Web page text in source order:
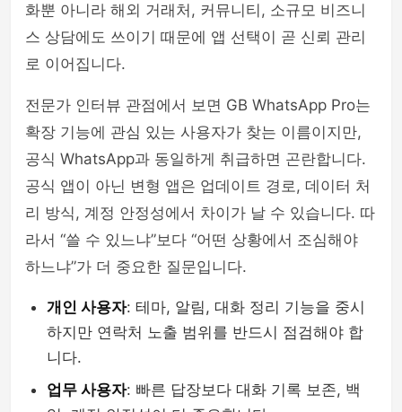
화뿐 아니라 해외 거래처, 커뮤니티, 소규모 비즈니
스 상담에도 쓰이기 때문에 앱 선택이 곧 신뢰 관리
로 이어집니다.
전문가 인터뷰 관점에서 보면 GB WhatsApp Pro는
확장 기능에 관심 있는 사용자가 찾는 이름이지만,
공식 WhatsApp과 동일하게 취급하면 곤란합니다.
공식 앱이 아닌 변형 앱은 업데이트 경로, 데이터 처
리 방식, 계정 안정성에서 차이가 날 수 있습니다. 따
라서 “쓸 수 있느냐”보다 “어떤 상황에서 조심해야
하느냐”가 더 중요한 질문입니다.
개인 사용자: 테마, 알림, 대화 정리 기능을 중시
하지만 연락처 노출 범위를 반드시 점검해야 합
니다.
업무 사용자: 빠른 답장보다 대화 기록 보존, 백